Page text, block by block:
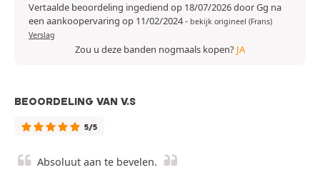
Vertaalde beoordeling ingediend op 18/07/2026 door Gg na
een aankoopervaring op 11/02/2024- bekijk origineel (Frans)
Verslag
Zou u deze banden nogmaals kopen? JA
BEOORDELING VAN V.S
5/5
Absoluut aan te bevelen.